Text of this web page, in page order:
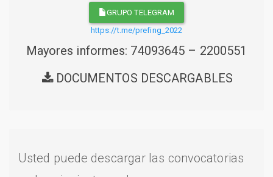
GRUPO TELEGRAM
https://t.me/prefing_2022
Mayores informes: 74093645 – 2200551
DOCUMENTOS DESCARGABLES
Usted puede descargar las convocatorias